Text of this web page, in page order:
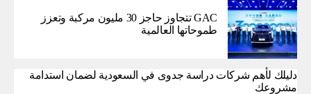
GAC تتجاوز حاجز 30 مليون مركبة وتعزز
طموحاتها العالمية
دليلك لأهم شركات دراسة جدوى في السعودية لضمان استدامة
مشروعك